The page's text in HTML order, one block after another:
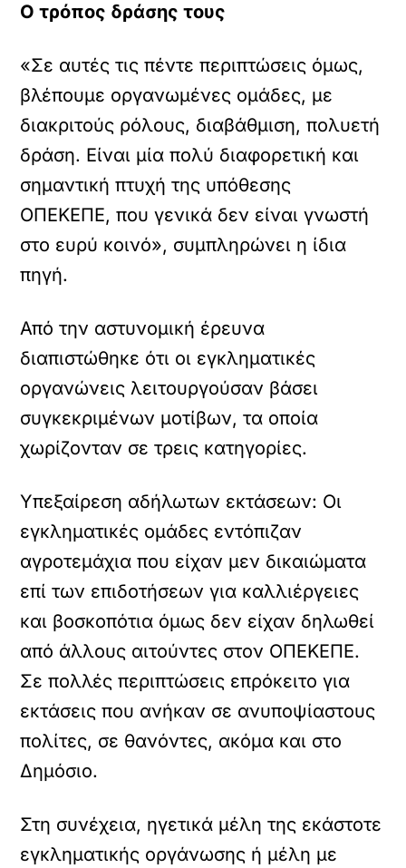
Ο τρόπος δράσης τους
«Σε αυτές τις πέντε περιπτώσεις όμως,
βλέπουμε οργανωμένες ομάδες, με
διακριτούς ρόλους, διαβάθμιση, πολυετή
δράση. Είναι μία πολύ διαφορετική και
σημαντική πτυχή της υπόθεσης
ΟΠΕΚΕΠΕ, που γενικά δεν είναι γνωστή
στο ευρύ κοινό», συμπληρώνει η ίδια
πηγή.
Από την αστυνομική έρευνα
διαπιστώθηκε ότι οι εγκληματικές
οργανώνεις λειτουργούσαν βάσει
συγκεκριμένων μοτίβων, τα οποία
χωρίζονταν σε τρεις κατηγορίες.
Υπεξαίρεση αδήλωτων εκτάσεων: Οι
εγκληματικές ομάδες εντόπιζαν
αγροτεμάχια που είχαν μεν δικαιώματα
επί των επιδοτήσεων για καλλιέργειες
και βοσκοπότια όμως δεν είχαν δηλωθεί
από άλλους αιτούντες στον ΟΠΕΚΕΠΕ.
Σε πολλές περιπτώσεις επρόκειτο για
εκτάσεις που ανήκαν σε ανυποψίαστους
πολίτες, σε θανόντες, ακόμα και στο
Δημόσιο.
Στη συνέχεια, ηγετικά μέλη της εκάστοτε
εγκληματικής οργάνωσης ή μέλη με